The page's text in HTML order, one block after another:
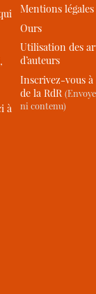
à
Mentions légales
Ours
Utilisation des
d’auteurs
Inscrivez-vous
de la RdR
ni contenu)